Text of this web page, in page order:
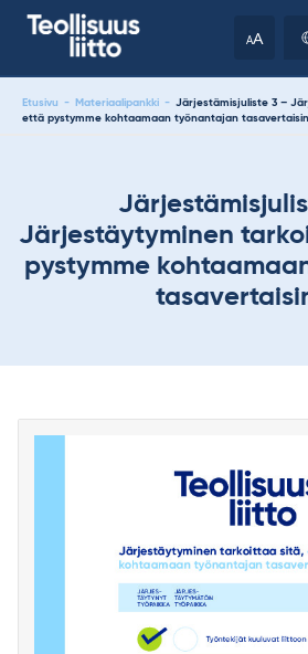
AA
Etusivu - Materiaalipankki - Järjestämisjuliste 3 –
että pystymme kohtaamaan työnantajan
Järjestäytyminen
pystymme
clipboard.)